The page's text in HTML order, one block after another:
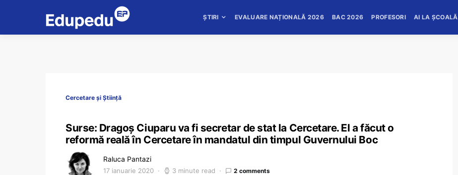
ȘTIRI EVALUARE NAȚIONALĂ 2026 BAC 2026 PROFESORI AI LA ȘCOALĂ
Cercetare și Știință
Surse: Dragoș Ciuparu va fi secretar de stat la Cercetare. El a făcut o
reformă reală în Cercetare în mandatul din timpul Guvernului Boc
Raluca Pantazi
17 ianuarie 2020 3 minute read 2 comments